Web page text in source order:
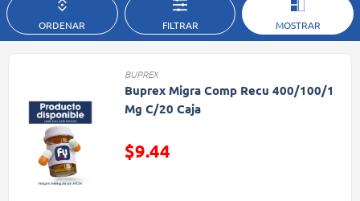
ORDENAR FILTRAR MOSTRAR
BUPREX
Buprex Migra Comp Recu 400/100/1
Mg C/20 Caja
$9.44